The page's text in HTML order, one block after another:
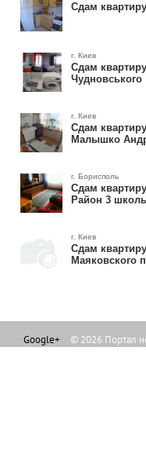
Сдам
г. Киев
Сдам
Чудновського
г. Киев
Сдам
Малышко
г. Борисполь
Сдам
Район 3
г. Киев
Сдам
Маяковского
Google+ © 2026 Портал